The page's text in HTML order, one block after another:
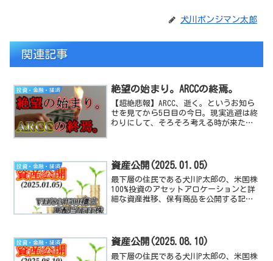
犬川ポンジマン太郎
関連記事
投資・金融・経済 絶望の始まり。ARCCの終焉。
【超絶悲報】ARCC、逝く。というお知ら
せを見てから5日目の今日。現実逃避は終
わりにして、そろそろ考える時が来たね
投資・金融・経済 資産公開(2025.01.05)
最下層の住民である犬川P太郎の、米国株
100%投資のアセットアロケーションと詳
細な資産推移、保有商品を公開する記事
投資・金融・経済 資産公開(2025.08.10)
最下層の住民である犬川P太郎の、米国株